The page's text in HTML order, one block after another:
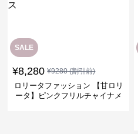
SALE
¥8,280 ¥9280(割引前)
ロリータファッション 【甘ロリ
ータ】ピンクフリルチャイナメ